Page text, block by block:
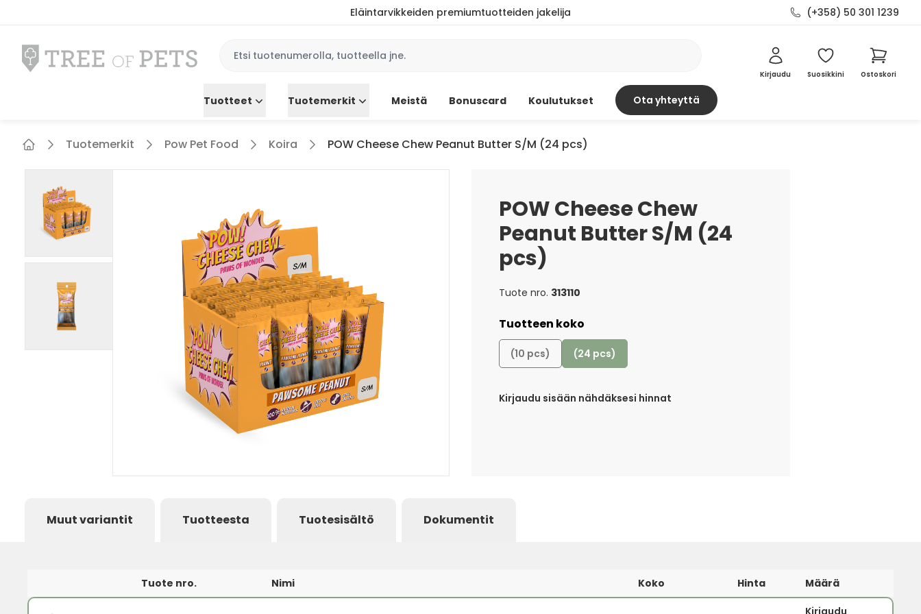
Eläintarvikkeiden premiumtuotteiden jakelija (+358) 50 301 1239
Kirjaudu Suosikkini Ostoskori
Tuotteet Tuotemerkit Meistä Bonuscard Koulutukset Ota yhteyttä
Tuotemerkit Pow Pet Food Koira POW Cheese Chew Peanut Butter S/M (24 pcs)
POW Cheese Chew
Peanut Butter S/M (24
pcs)
Tuote nro. 313110
Tuotteen koko
(10 pcs) (24 pcs)
Kirjaudu sisään nähdäksesi hinnat
Muut variantit Tuotteesta Tuotesisältö Dokumentit
Tuote nro. Nimi Koko Hinta Määrä
Kirjaudu